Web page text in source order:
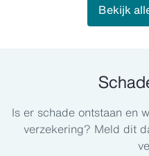
Bekijk
Is er schade ontstaan en
verzekering? Meld dit